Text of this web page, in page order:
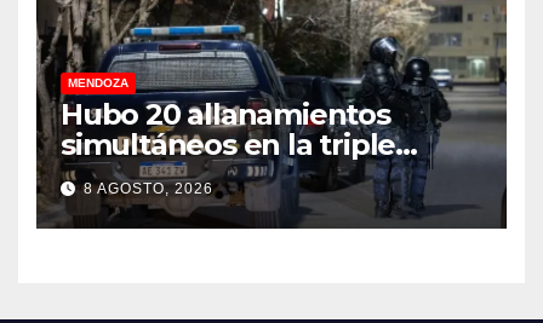
MENDOZA
Hubo 20 allanamientos
simultáneos en la triple
frontera de Luján, Maipú y
Godoy Cruz
8 AGOSTO, 2026